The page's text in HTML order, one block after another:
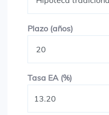
Plazo (años)
Tasa EA (%)